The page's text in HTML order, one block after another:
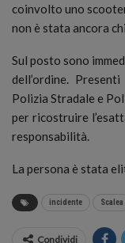
coinvolto uno
non è stata ancora
Sul posto sono
dell’ordine.
Polizia Stradale e
per ricostruire
responsabilità.
La persona è stata
incidente Scalea
Condividi